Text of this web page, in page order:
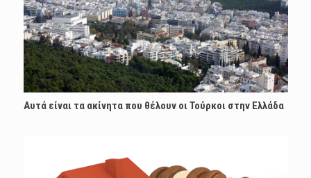
Αυτά είναι τα ακίνητα που θέλουν οι Τούρκοι στην Ελλάδα